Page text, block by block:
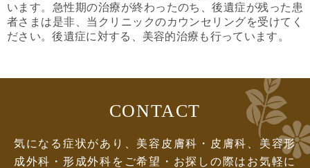
います。急性期の治療が終わったのち、後遺症が残った患
者さまは是非、当クリニックのカウンセリングを受けてく
ださい。後遺症に対する、美容的治療も行っています。
CONTACT
気になる症状があり、美容皮膚科・皮膚科、美容形
成外科・形成外科をご希望・お探しの際はお気軽に